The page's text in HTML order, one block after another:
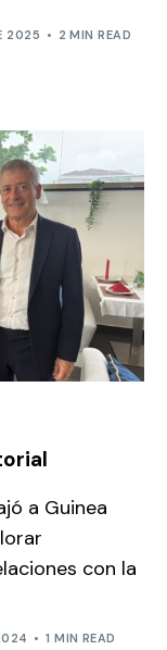
2025 2 MIN READ
a Guinea
con la
1 MIN READ